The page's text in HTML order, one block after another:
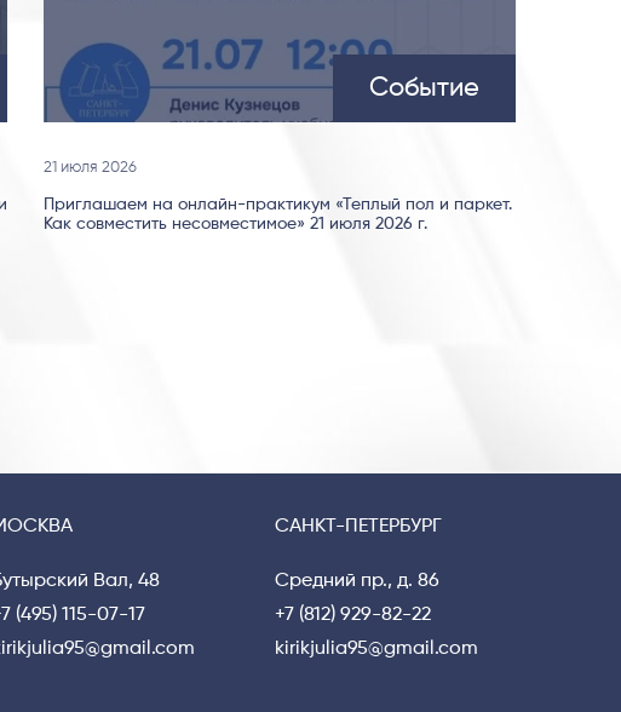
Событие
21 июля 2026
Приглашаем на онлайн-практикум «Теплый пол и паркет.
Как совместить несовместимое» 21 июля 2026 г.
Вал, 48
(495) 115-07-17
САНКТ-ПЕТЕРБУРГ
Средний пр., д. 86
+7 (812) 929-82-22
kirikjulia95@gmail.com